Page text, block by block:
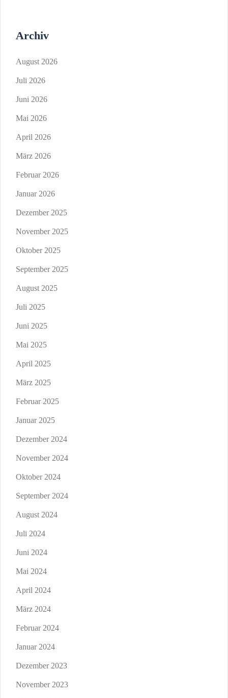
Archiv
August 2026
Juli 2026
Juni 2026
Mai 2026
April 2026
März 2026
Februar 2026
Januar 2026
Dezember 2025
November 2025
Oktober 2025
September 2025
August 2025
Juli 2025
Juni 2025
Mai 2025
April 2025
März 2025
Februar 2025
Januar 2025
Dezember 2024
November 2024
Oktober 2024
September 2024
August 2024
Juli 2024
Juni 2024
Mai 2024
April 2024
März 2024
Februar 2024
Januar 2024
Dezember 2023
November 2023